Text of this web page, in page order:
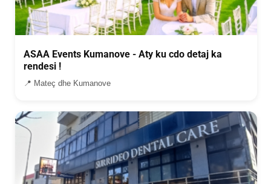
ASAA Events Kumanove - Aty ku cdo detaj ka
rendesi !
📍 Mateç dhe Kumanove